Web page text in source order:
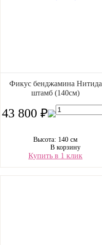
Фикус бенджамина Нитида
штамб (140см)
43 800 ₽
Высота: 140 см
В корзину
Купить в 1 клик